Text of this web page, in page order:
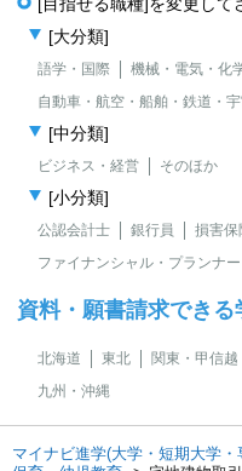
[大分類]
語学・国際 機械・電気・化
自動車・航空・船舶・鉄道・
[中分類]
ビジネス・経営 そのほか
[小分類]
公認会計士 銀行員
損害保
ファイナンシャル・プランナー
資料・願書請求でき
北海道 東北 関東・甲信越
九州・沖縄
マイナビ進学(大学・短期大学・